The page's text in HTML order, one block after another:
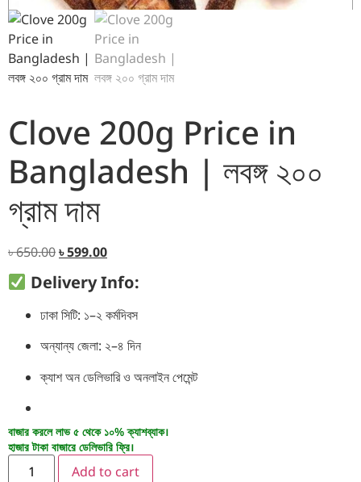
Clove 200g Price in
Bangladesh | লবঙ্গ ২০০
গ্রাম দাম
৳650.00৳599.00
Delivery Info:
ঢাকা সিটি: ১–২ কর্মদিবস
অন্যান্য জেলা: ২–৪ দিন
ক্যাশ অন ডেলিভারি ও অনলাইন পেমেন্ট
বাজার করলে লাভ ৫ থেকে ১০% ক্যাশব্যাক।
হাজার টাকা বাজারে ডেলিভারি ফ্রি।
Add to cart